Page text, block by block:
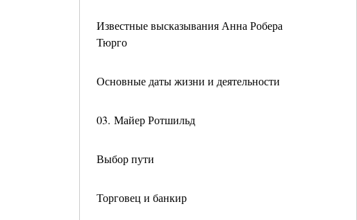
Известные высказывания Анна Робера
Тюрго
Основные даты жизни и деятельности
03. Майер Ротшильд
Выбор пути
Торговец и банкир